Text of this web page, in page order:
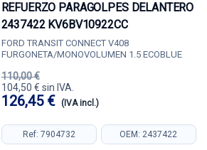
REFUERZO PARAGOLPES DELANTERO
2437422 KV6BV10922CC
FORD TRANSIT CONNECT V408
FURGONETA/MONOVOLUMEN 1.5 ECOBLUE
110,00 €
104,50 € sin IVA.
126,45 € (IVA incl.)
Ref: 7904732 OEM: 2437422